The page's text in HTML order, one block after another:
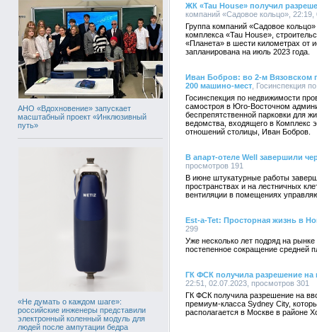
АНО «Вдохновение» запускает
масштабный проект «Инклюзивный
путь»
«Не думать о каждом шаге»:
российские инженеры представили
электронный коленный модуль для
людей после ампутации бедра
ЖК «Tau House» получил
компаний «Садовое кольцо»,
Группа компаний «Садовое
комплекса «Tau House»,
«Планета» в шести километрах от
запланирована на июль 2023 года.
Иван Бобров: во 2-м Вязовском
200 машино-мест , Госинспекция
Госинспекция по недвижимости
самостроя в Юго-Восточном
беспрепятственной парковки для
ведомства, входящего в Комплекс
отношений столицы, Иван Бобров.
В апарт-отеле Well завершили
просмотров 191
В июне штукатурные работы
пространствах и на лестничных
вентиляции в помещениях
Est-a-Tet: Просторная жизнь в
299
Уже несколько лет подряд на
постепенное сокращение средней
ГК ФСК получила разрешение
22:51, 02.07.2023, просмотров 301
ГК ФСК получила разрешение на
премиум-класса Sydney City,
располагается в Москве в районе